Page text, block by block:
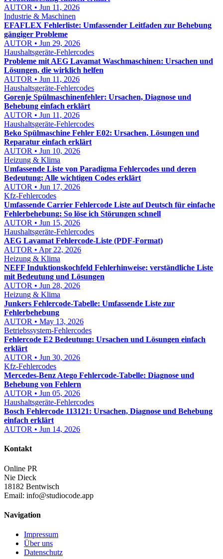
AUTOR • Jun 11, 2026
Industrie & Maschinen
EFAFLEX Fehlerliste: Umfassender Leitfaden zur Behebung
gängiger Probleme
AUTOR • Jun 29, 2026
Haushaltsgeräte-Fehlercodes
Probleme mit AEG Lavamat Waschmaschinen: Ursachen und
Lösungen, die wirklich helfen
AUTOR • Jun 11, 2026
Haushaltsgeräte-Fehlercodes
Gorenje Spülmaschinenfehler: Ursachen, Diagnose und
Behebung einfach erklärt
AUTOR • Jun 11, 2026
Haushaltsgeräte-Fehlercodes
Beko Spülmaschine Fehler E02: Ursachen, Lösungen und
Reparatur einfach erklärt
AUTOR • Jun 10, 2026
Heizung & Klima
Umfassende Liste von Paradigma Fehlercodes und deren
Bedeutung: Alle wichtigen Codes erklärt
AUTOR • Jun 17, 2026
Kfz-Fehlercodes
Umfassende Carrier Fehlercode Liste auf Deutsch für einfache
Fehlerbehebung: So löse ich Störungen schnell
AUTOR • Jun 15, 2026
Haushaltsgeräte-Fehlercodes
AEG Lavamat Fehlercode-Liste (PDF-Format)
AUTOR • Apr 22, 2026
Heizung & Klima
NEFF Induktionskochfeld Fehlerhinweise: verständliche Liste
mit Bedeutung und Lösungen
AUTOR • Jun 28, 2026
Heizung & Klima
Junkers Fehlercode-Tabelle: Umfassende Liste zur
Fehlerbehebung
AUTOR • May 13, 2026
Betriebssystem-Fehlercodes
Fehlercode E2 Bedeutung: Ursachen und Lösungen einfach
erklärt
AUTOR • Jun 30, 2026
Kfz-Fehlercodes
Mercedes-Benz Atego Fehlercode-Tabelle: Diagnose und
Behebung von Fehlern
AUTOR • Jun 05, 2026
Haushaltsgeräte-Fehlercodes
Bosch Fehlercode 113121: Ursachen, Diagnose und Behebung
einfach erklärt
AUTOR • Jun 14, 2026
Kontakt
Online PR
Nie Dieck
18182 Bentwisch
Email: info@studiocode.app
Navigation
Impressum
Über uns
Datenschutz